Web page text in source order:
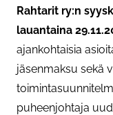
Rahtarit ry:n
lauantaina
ajankohtaisia
jäsenmaksu sekä
puheenjohtaja